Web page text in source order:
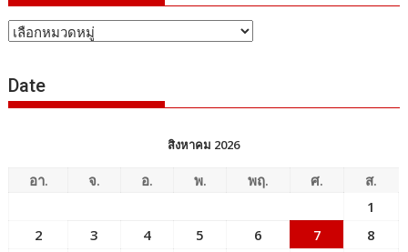
หัวข้อ
Date
สิงหาคม 2026
อา. จ. อ. พ. พฤ. ศ.
ส.
1
2
3 4 5 6 7
8